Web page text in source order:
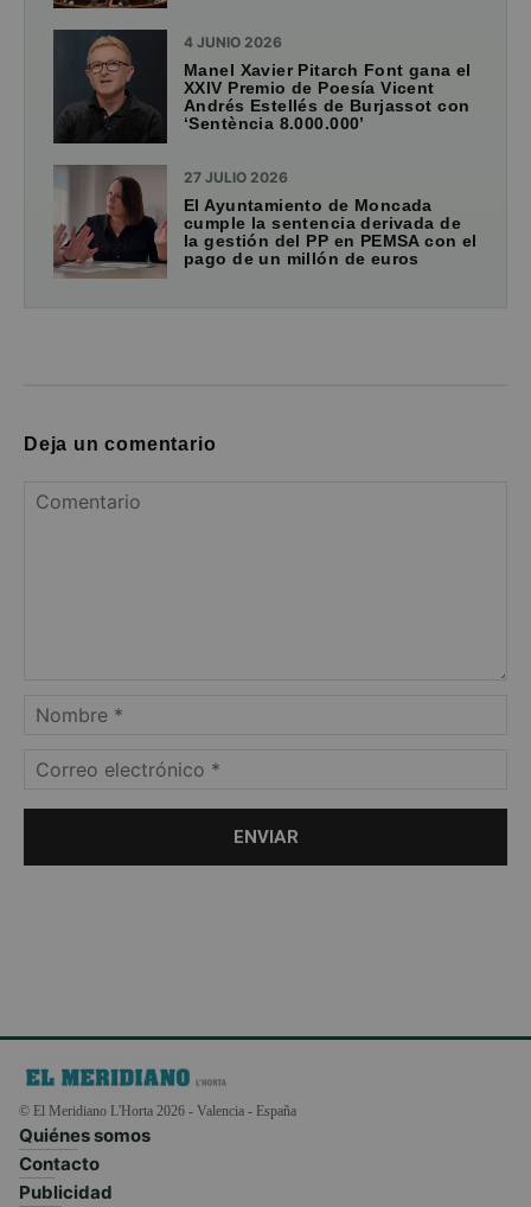
4 JUNIO 2026
Manel Xavier Pitarch Font gana el
XXIV Premio de Poesía Vicent
Andrés Estellés de Burjassot con
‘Sentència 8.000.000’
27 JULIO 2026
El Ayuntamiento de Moncada
cumple la sentencia derivada de
la gestión del PP en PEMSA con el
pago de un millón de euros
Deja un comentario
© El Meridiano L'Horta 2026 - Valencia - España
Quiénes somos
Contacto
Publicidad